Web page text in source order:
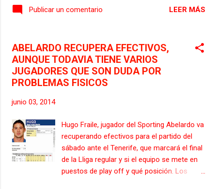
de la rotura fibrilar que sufrió; Álex Serrano
tendrá que esperar una semana más, y
Canella, que recibe tratamiento y fisioterapia
por la tendinitis aquilea que arrastra. En
cuanto a Lekic y Luis Hernández, que
Guerrero, tras un esguince en su rodilla
derecha, y Mendy, tras una pubalgia.
Publicar un comentario LEER MÁS
ABELARDO RECUPERA EFECTIVOS,
AUNQUE TODAVIA TIENE VARIOS
JUGADORES QUE SON DUDA POR
PROBLEMAS FISICOS
junio 03, 2014
Hugo Fraile, jugador del Sporting Abelardo va
recuperando efectivos para el partido del
sábado ante el Tenerife, que marcará el final
de la Lliga regular y si el equipo se mete en
puestos de play off y qué posición. Los